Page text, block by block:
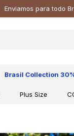
Enviamos para todo
Brasil Collection
Plus Size